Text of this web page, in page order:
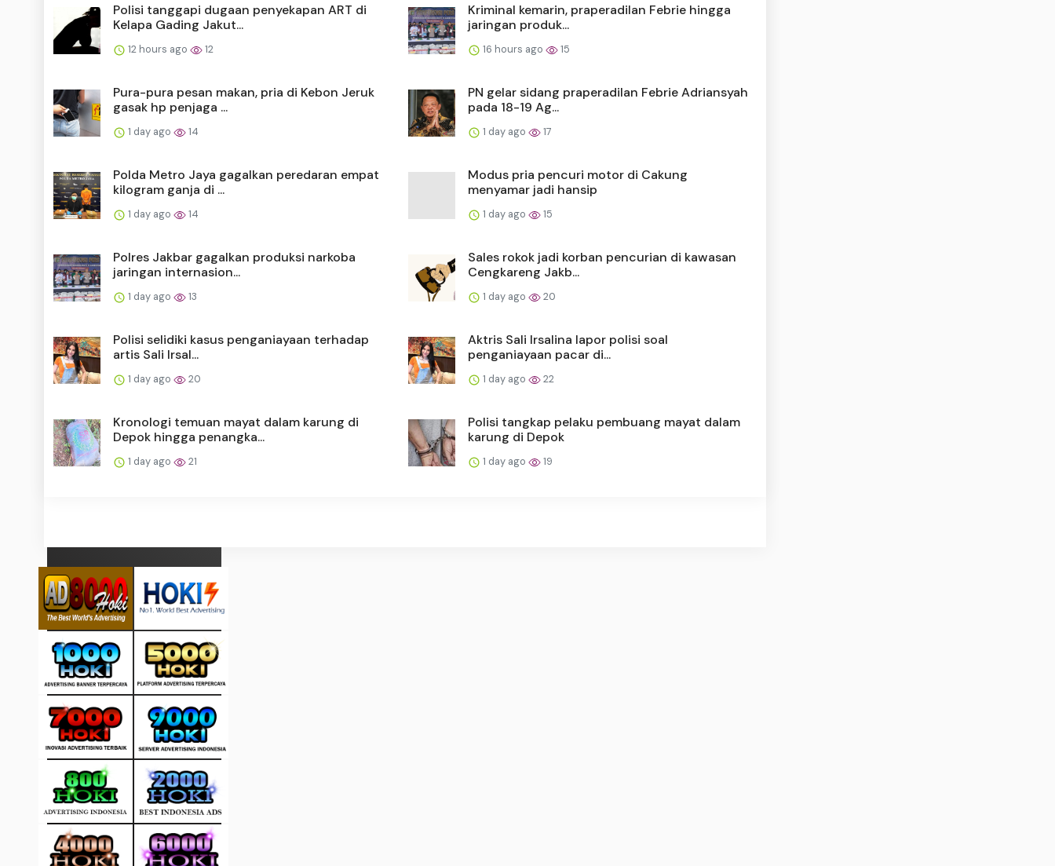
Polisi tanggapi dugaan penyekapan ART di
Kelapa Gading Jakut...
12 hours ago 12
Kriminal kemarin, praperadilan Febrie hingga
jaringan produk...
16 hours ago 15
Pura-pura pesan makan, pria di Kebon Jeruk
gasak hp penjaga ...
1 day ago 14
PN gelar sidang praperadilan Febrie Adriansyah
pada 18-19 Ag...
1 day ago 17
Polda Metro Jaya gagalkan peredaran empat
kilogram ganja di ...
1 day ago 14
Modus pria pencuri motor di Cakung
menyamar jadi hansip
1 day ago 15
Polres Jakbar gagalkan produksi narkoba
jaringan internasion...
1 day ago 13
Sales rokok jadi korban pencurian di kawasan
Cengkareng Jakb...
1 day ago 20
Polisi selidiki kasus penganiayaan terhadap
artis Sali Irsal...
1 day ago 20
Aktris Sali Irsalina lapor polisi soal
penganiayaan pacar di...
1 day ago 22
Kronologi temuan mayat dalam karung di
Depok hingga penangka...
1 day ago 21
Polisi tangkap pelaku pembuang mayat dalam
karung di Depok
1 day ago 19